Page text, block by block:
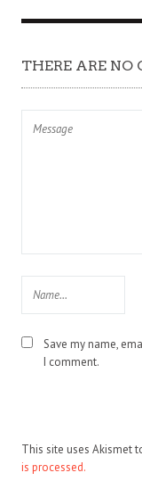
THERE ARE NO
Save my name,
I comment.
This site uses Akismet
is processed.